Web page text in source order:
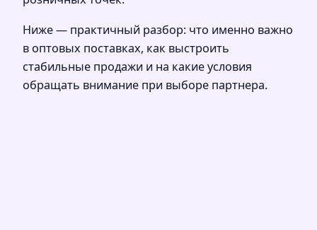
Ниже — практичный разбор: что именно важно
в оптовых поставках, как выстроить
стабильные продажи и на какие условия
обращать внимание при выборе партнера.